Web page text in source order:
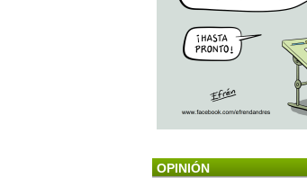
OPINIÓN